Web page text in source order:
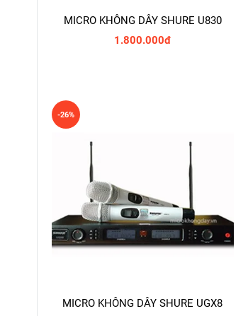
MICRO KHÔNG DÂY SHURE U830
1.800.000đ
MICRO KHÔNG DÂY SHURE UGX8
-26%